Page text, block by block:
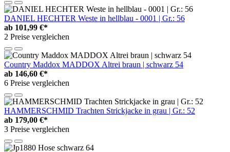
DANIEL HECHTER Weste in hellblau - 0001 | Gr.: 56
ab 101,99 €*
2 Preise vergleichen
Country Maddox MADDOX Altrei braun | schwarz 54
ab 146,60 €*
6 Preise vergleichen
HAMMERSCHMID Trachten Strickjacke in grau | Gr.: 52
ab 179,00 €*
3 Preise vergleichen